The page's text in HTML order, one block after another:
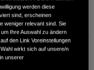
/ 102 PS
werden diese
sind, erscheinen
weniger relevant sind. Sie
Ihre Auswahl zu ändern
den Link Voreinstellungen
wirkt sich auf unsere/n
unserer